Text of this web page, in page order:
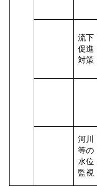
流下
促進
対策
河川
等の
水位
監視